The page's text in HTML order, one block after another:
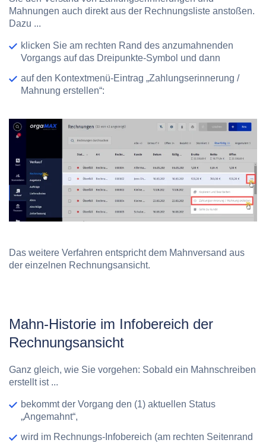
Mahnungen auch direkt aus der Rechnungsliste anstoßen.
Dazu ...
klicken Sie am rechten Rand des anzumahnenden
Vorgangs auf das Dreipunkte-Symbol und dann
auf den Kontextmenü-Eintrag „Zahlungserinnerung /
Mahnung erstellen“:
Das weitere Verfahren entspricht dem Mahnversand aus
der einzelnen Rechnungsansicht.
Mahn-Historie im Infobereich der
Rechnungsansicht
Ganz gleich, wie Sie vorgehen: Sobald ein Mahnschreiben
erstellt ist ...
bekommt der Vorgang den (1) aktuellen Status
„Angemahnt“,
wird im Rechnungs-Infobereich (am rechten Seitenrand